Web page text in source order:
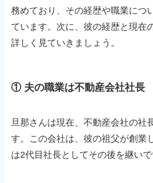
務めており、その経歴や職業につ
ています。次に、彼の経歴と現在
詳しく見ていきましょう。
① 夫の職業は不動産会社社長
旦那さんは現在、不動産会社の社
す。この会社は、彼の祖父が創業
は2代目社長としてその後を継いで